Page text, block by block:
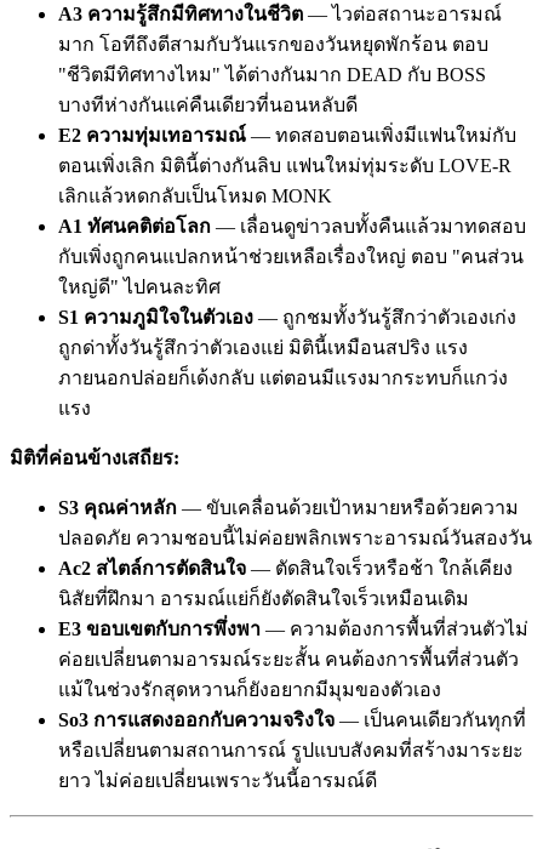
A3 ความรู้สึกมีทิศทางในชีวิต — ไวต่อสถานะอารมณ์
มาก โอทีถึงตีสามกับวันแรกของวันหยุดพักร้อน ตอบ
"ชีวิตมีทิศทางไหม" ได้ต่างกันมาก DEAD กับ BOSS
บางทีห่างกันแค่คืนเดียวที่นอนหลับดี
E2 ความทุ่มเทอารมณ์ — ทดสอบตอนเพิ่งมีแฟนใหม่กับ
ตอนเพิ่งเลิก มิตินี้ต่างกันลิบ แฟนใหม่ทุ่มระดับ LOVE-R
เลิกแล้วหดกลับเป็นโหมด MONK
A1 ทัศนคติต่อโลก — เลื่อนดูข่าวลบทั้งคืนแล้วมาทดสอบ
กับเพิ่งถูกคนแปลกหน้าช่วยเหลือเรื่องใหญ่ ตอบ "คนส่วน
ใหญ่ดี" ไปคนละทิศ
S1 ความภูมิใจในตัวเอง — ถูกชมทั้งวันรู้สึกว่าตัวเองเก่ง
ถูกด่าทั้งวันรู้สึกว่าตัวเองแย่ มิตินี้เหมือนสปริง แรง
ภายนอกปล่อยก็เด้งกลับ แต่ตอนมีแรงมากระทบก็แกว่ง
แรง
มิติที่ค่อนข้างเสถียร:
S3 คุณค่าหลัก — ขับเคลื่อนด้วยเป้าหมายหรือด้วยความ
ปลอดภัย ความชอบนี้ไม่ค่อยพลิกเพราะอารมณ์วันสองวัน
Ac2 สไตล์การตัดสินใจ — ตัดสินใจเร็วหรือช้า ใกล้เคียง
นิสัยที่ฝึกมา อารมณ์แย่ก็ยังตัดสินใจเร็วเหมือนเดิม
E3 ขอบเขตกับการพึ่งพา — ความต้องการพื้นที่ส่วนตัวไม่
ค่อยเปลี่ยนตามอารมณ์ระยะสั้น คนต้องการพื้นที่ส่วนตัว
แม้ในช่วงรักสุดหวานก็ยังอยากมีมุมของตัวเอง
So3 การแสดงออกกับความจริงใจ — เป็นคนเดียวกันทุกที่
หรือเปลี่ยนตามสถานการณ์ รูปแบบสังคมที่สร้างมาระยะ
ยาว ไม่ค่อยเปลี่ยนเพราะวันนี้อารมณ์ดี